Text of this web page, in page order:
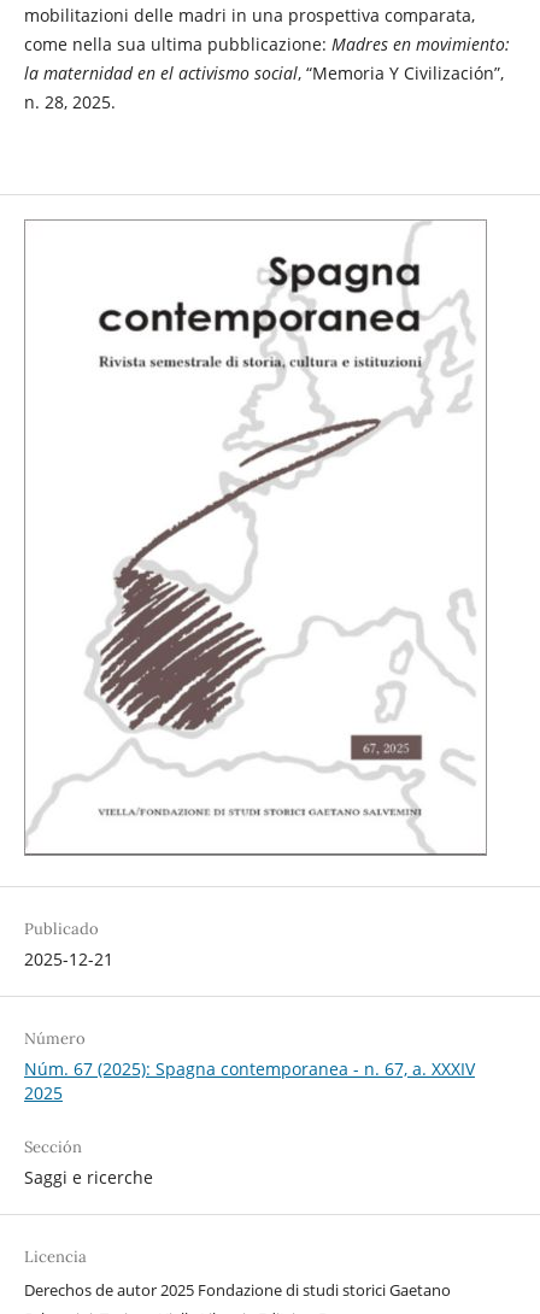
mobilitazioni delle madri in una prospettiva comparata,
come nella sua ultima pubblicazione: Madres en movimiento:
la maternidad en el activismo social, “Memoria Y Civilización”,
n. 28, 2025.
Publicado
2025-12-21
Número
Núm. 67 (2025): Spagna contemporanea - n. 67, a. XXXIV
2025
Sección
Saggi e ricerche
Licencia
Derechos de autor 2025 Fondazione di studi storici Gaetano